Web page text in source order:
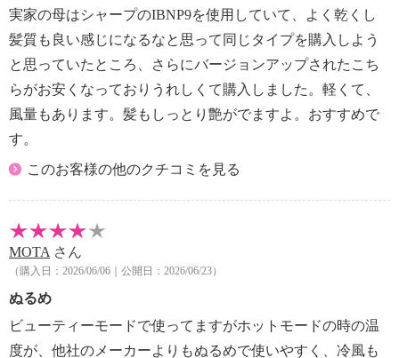
セントを単独で使う。
・延長コードの使用や他の器具とコンセントを併用し
ない。
・電源プラグのほこりは定期的にとる。
・乳幼児の手の届く場所に保管しない。
・乳幼児の手の届く所で使用しない。
・子供だけで使用させない。
・引火性のもの（ガソリン・ベンジン・シンナー・ス
プレー・ガスなど）の近くで使用しない。
・使用中に本体にヘアスプレーや可燃性の整髪料など
をかけない。
・使用中に吹出口をのぞき込まない。
・吹出口を下向きに置く等、本体を机や床の上に 置
・使用中に本体を机等の上に置いたまま手を離さな
い。
・吸込口・吹出口をふさがない。
実家の母はシャープのIBNP9を使用していて、よく乾くし
髪質も良い感じになるなと思って同じタイプを購入しよう
と思っていたところ、さらにバージョンアップされたこち
らがお安くなっておりうれしくて購入しました。軽くて、
風量もあります。髪もしっとり艶がでますよ。おすすめで
す。
このお客様の他のクチコミを見る
MOTA さん
（購入日：2026/06/06｜公開日：2026/06/23）
ぬるめ
ビューティーモードで使ってますがホットモードの時の温
度が、他社のメーカーよりもぬるめで使いやすく、冷風も